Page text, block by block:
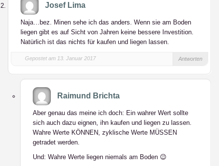
Josef Lima
Naja…bez. Minen sehe ich das anders. Wenn sie am Boden
liegen gibt es auf Sicht von Jahren keine bessere Investition.
Natürlich ist das nichts für kaufen und liegen lassen.
Gepostet am 13. Januar 2017 Antworten
Raimund Brichta
Aber genau das meine ich doch: Ein wahrer Wert sollte
sich auch dazu eignen, ihn kaufen und liegen zu lassen.
Wahre Werte KÖNNEN, zyklische Werte MÜSSEN
getradet werden.
Und: Wahre Werte liegen niemals am Boden 😉